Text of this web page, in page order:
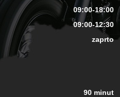
09:00-18:00
09:00-12:30
zaprto
90 minut